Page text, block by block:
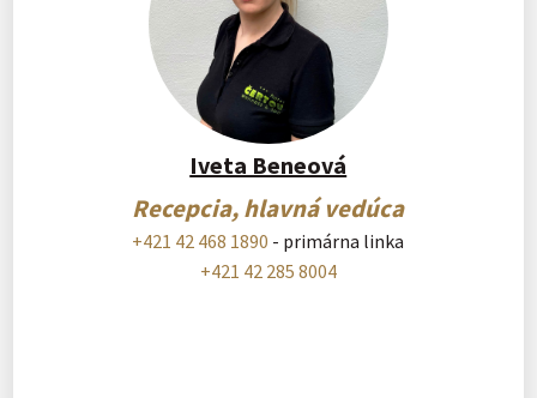
Iveta Beneová
Recepcia, hlavná vedúca
+421 42 468 1890 - primárna linka
+421 42 285 8004